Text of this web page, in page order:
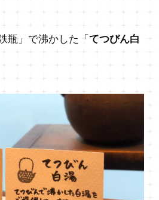
瓶」で沸かした「てつびん白